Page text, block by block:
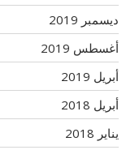
ديسمبر 2019
أغسطس 2019
أبريل 2019
أبريل 2018
يناير 2018